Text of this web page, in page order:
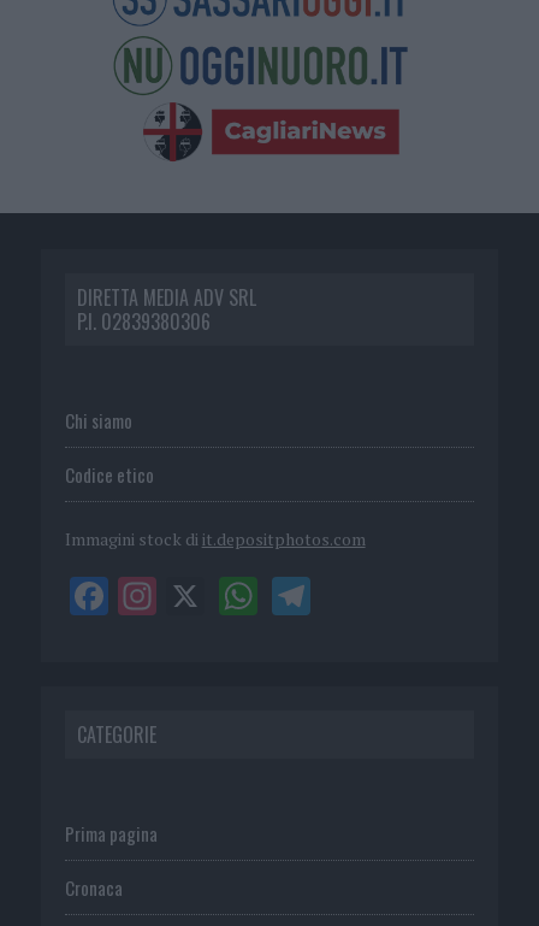
DIRETTA MEDIA ADV SRL
P.I. 02839380306
Chi siamo
Codice etico
Immagini stock di it.depositphotos.com
CATEGORIE
Prima pagina
Cronaca